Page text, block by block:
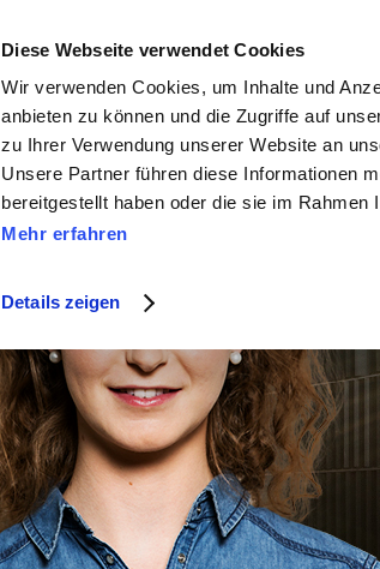
Diese Webseite verwendet Cookies
Wir verwenden Cookies, um Inhalte und
anbieten zu können und die Zugriffe auf
zu Ihrer Verwendung unserer Website an
Unsere Partner führen diese Informationen
bereitgestellt haben oder die sie im
Mehr erfahren
Details zeigen
Newsletter bestellen